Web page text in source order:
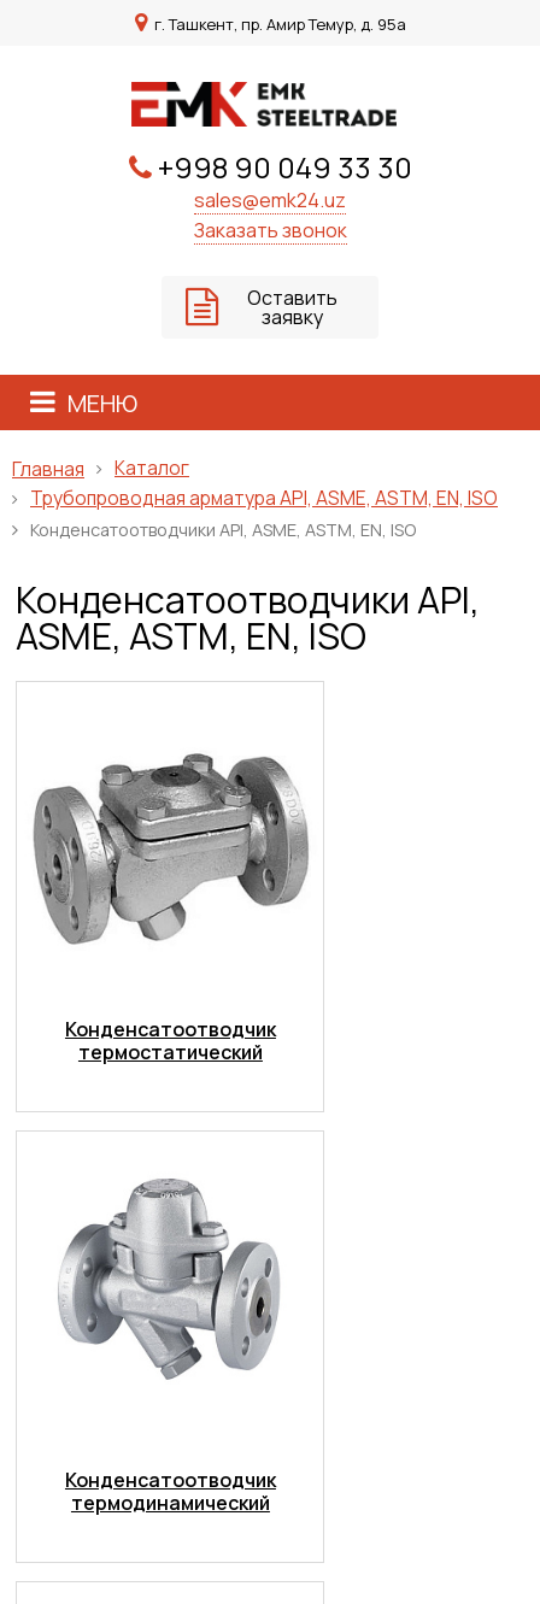
г. Ташкент, пр. Амир Темур, д. 95а
+998 90 049 33 30
sales@emk24.uz
Заказать звонок
Оставить
заявку
МЕНЮ
Главная
Каталог
Трубопроводная арматура API, ASME, ASTM, EN, ISO
Конденсатоотводчики API, ASME, ASTM, EN, ISO
Конденсатоотводчики API,
ASME, ASTM, EN, ISO
Конденсатоотводчик
термостатический
Конденсатоотводчик
термодинамический